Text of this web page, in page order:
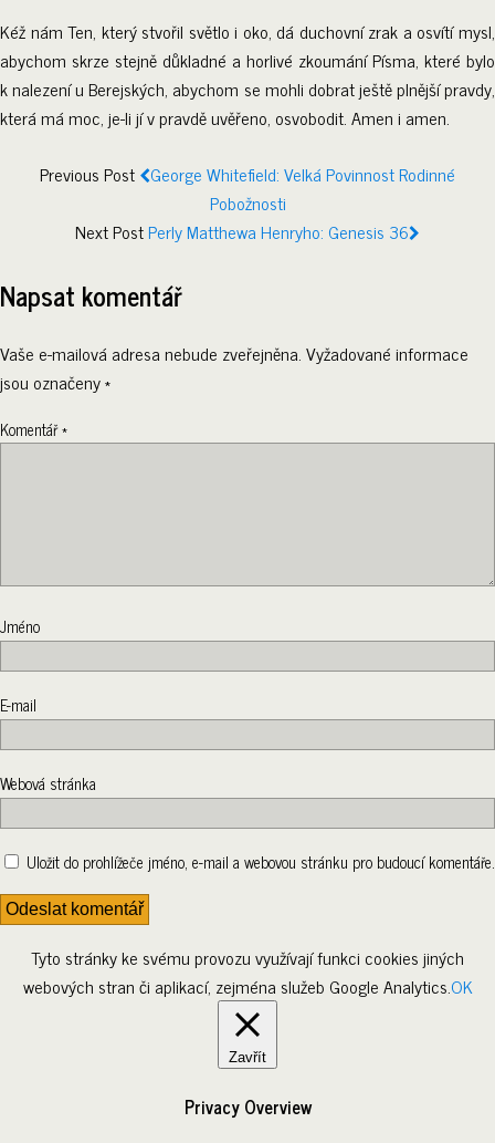
Kéž nám Ten, který stvořil světlo i oko, dá duchovní zrak a osvítí mysl,
abychom skrze stejně důkladné a horlivé zkoumání Písma, které bylo
k nalezení u Berejských, abychom se mohli dobrat ještě plnější pravdy,
která má moc, je-li jí v pravdě uvěřeno, osvobodit. Amen i amen.
Previous Post George Whitefield: Velká Povinnost Rodinné
Pobožnosti
Next PostPerly Matthewa Henryho: Genesis 36
Napsat komentář
Vaše e-mailová adresa nebude zveřejněna.Vyžadované informace
jsou označeny*
Komentář*
Jméno
E-mail
Webová stránka
Uložit do prohlížeče jméno, e-mail a webovou stránku pro budoucí komentáře.
Tyto stránky ke svému provozu využívají funkci cookies jiných
webových stran či aplikací, zejména služeb Google Analytics.OK
Zavřít
Privacy Overview